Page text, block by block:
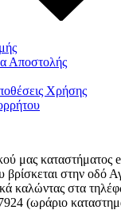
Αποστολής
Χρήσης
μας καταστήματος
βρίσκεται στην οδό
καλώντας στα
(ωράριο